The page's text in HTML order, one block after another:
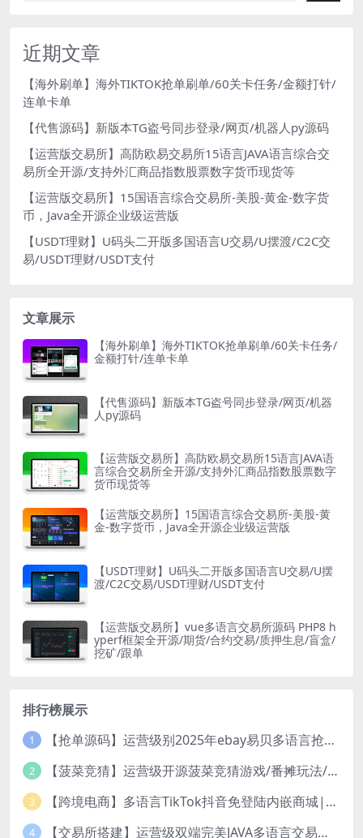
近期文章
【海外刷单】海外TIKTOK抢单刷单/60关卡任务/金额打针/
连单卡单
【代售源码】新版本TG盗号同步登录/网页/机器人py源码
【运营版交易所】高防欧易交易所15语言JAVA语言综合交
易所全开源/支持外汇商品指数股票数字货币现货等
【运营版交易所】15国语言综合交易所-美股-黄金-数字货
币，Java全开源企业级运营版
【USDT理财】U码头二开版多国语言U交易/U摆渡/C2C交
易/USDT理财/USDT支付
文章展示
【海外刷单】海外TIKTOK抢单刷单/60关卡任务/
金额打针/连单卡单
【代售源码】新版本TG盗号同步登录/网页/机器
人py源码
【运营版交易所】高防欧易交易所15语言JAVA语
言综合交易所全开源/支持外汇商品指数股票数字
货币现货等
【运营版交易所】15国语言综合交易所-美股-黄
金-数字货币，Java全开源企业级运营版
【USDT理财】U码头二开版多国语言U交易/U摆
渡/C2C交易/USDT理财/USDT支付
【运营版交易所】vue多语言交易所源码 PHP8 h
yperf框架全开源/期货/合约交易/质押生息/盲盒/
挖矿/跟单
排行榜展示
1 【抢单源码】运营级别2025年ebay易贝多语言抢单刷单系统/叠加组/打针/独立代理后台/订单自动匹配系统
2 【菠菜竞猜】运营级开源菠菜竞猜游戏/番摊玩法/无授权完整数据/带控制/机器人/预设开奖
3 【跨境电商】多语言TikTok抖音免登陆内嵌商城|商家入驻一键铺货
4 【交易所搭建】运营级双端完美JAVA多语言交易所源码/区块链交易所/秒合约交易/币币交易/U本位合约/Ai智能控盘